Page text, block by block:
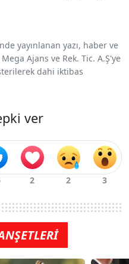
yayınlanan yazı, haber ve
Ajans ve Rek. Tic. A.Ş'ye
dahi iktibas
ver